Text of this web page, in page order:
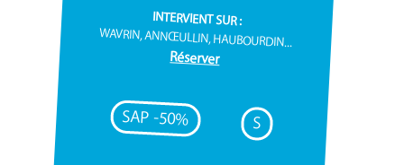
INTERVIENT SUR :
WAVRIN, ANNŒULLIN, HAUBOURDIN...
Réserver
SAP -50% S